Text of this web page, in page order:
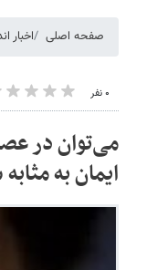
صفحه اصلی اخبار
۰ نفر
می‌توان در
ایمان به